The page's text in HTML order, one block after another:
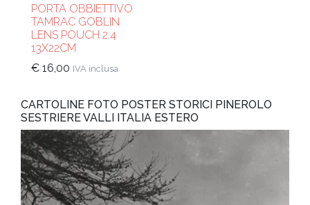
PORTA OBBIETTIVO
TAMRAC GOBLIN
LENS POUCH 2.4
13X22CM
€ 16,00 IVA inclusa
CARTOLINE FOTO POSTER STORICI PINEROLO
SESTRIERE VALLI ITALIA ESTERO